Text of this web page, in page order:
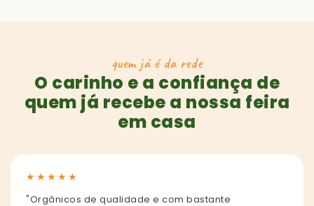
quem já é da rede
O carinho e a confiança de
quem já recebe a nossa feira
em casa
★ ★ ★ ★ ★
"Orgânicos de qualidade e com bastante